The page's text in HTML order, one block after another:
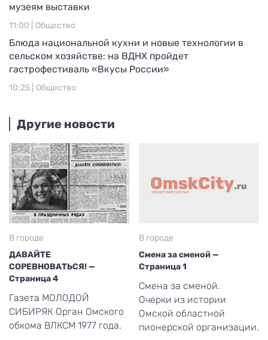
музеям выставки
11:00 | Общество
Блюда национальной кухни и новые технологии в
сельском хозяйстве: на ВДНХ пройдет
гастрофестиваль «Вкусы России»
10:25 | Общество
Другие новости
В городе
ДАВАЙТЕ
СОРЕВНОВАТЬСЯ! —
Страница 4
Газета МОЛОДОЙ
СИБИРЯК Орган Омского
обкома ВЛКСМ 1977 года.
В городе
Смена за сменой —
Страница 1
Смена за сменой.
Очерки из истории
Омской областной
пионерской организации.